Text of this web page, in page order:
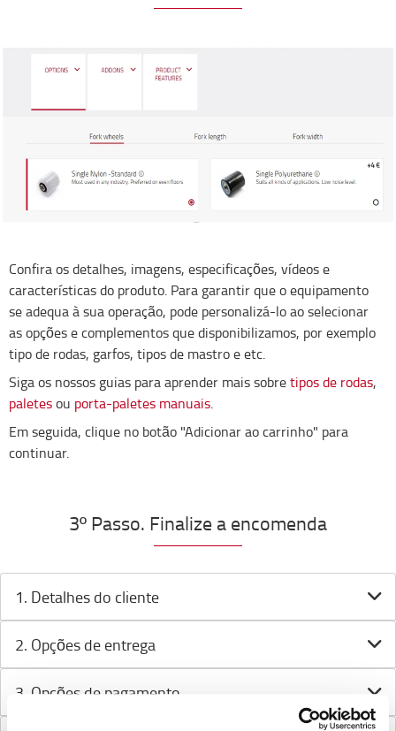
Confira os detalhes, imagens, especificações, vídeos e
características do produto. Para garantir que o equipamento
se adequa à sua operação, pode personalizá-lo ao selecionar
as opções e complementos que disponibilizamos, por exemplo
tipo de rodas, garfos, tipos de mastro e etc.
Siga os nossos guias para aprender mais sobretipos de rodas,
paletesou porta-paletes manuais.
Em seguida, clique no botão "Adicionar ao carrinho" para
continuar.
3º Passo. Finalize a encomenda
1. Detalhes do cliente
2. Opções de entrega
3. Opções de pagamento